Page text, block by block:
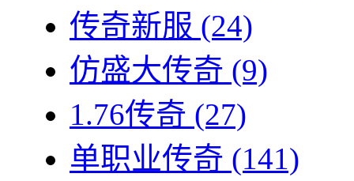
传奇新服 (24)
仿盛大传奇 (9)
1.76传奇 (27)
单职业传奇 (141)